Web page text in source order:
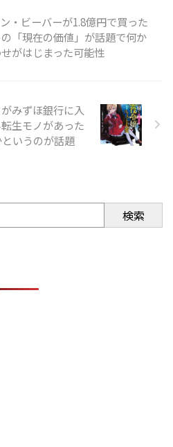
・ビーバーが1.8億円で買った
「現在の価値」が話題で何か
がはじまった可能性
みずほ銀行に入
生モノがあった
いうのが話題
検索